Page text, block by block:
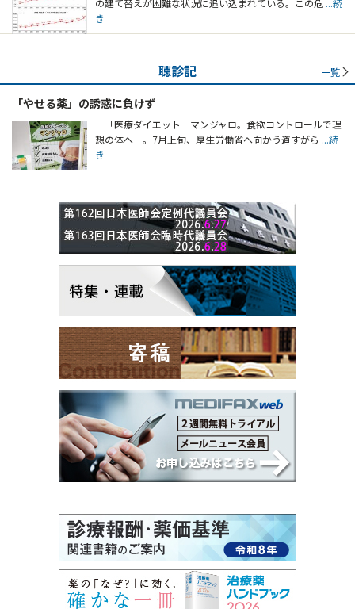
き
聴診記 一覧
「やせる薬」の誘惑に負けず
「医療ダイエット マンジャロ。食欲コントロールで理
想の体へ」。7月上旬、厚生労働省へ向かう道すがら ...続
き